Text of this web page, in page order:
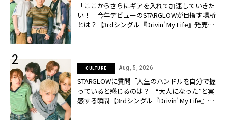
「ここからさらにギアを入れて加速していきた
い！」今年デビューのSTARGLOWが目指す場所
とは？【3rdシングル『Drivin' My Life』発売】 |
CULTURE Aug, 5, 2026
STARGLOWに質問「人生のハンドルを自分で握
っていると感じるのは？」“大️人になった”と実
感する瞬間【3rdシングル『Drivin' My Life』発